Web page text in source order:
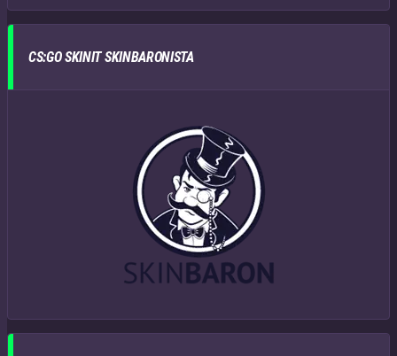
CS:GO SKINIT SKINBARONISTA